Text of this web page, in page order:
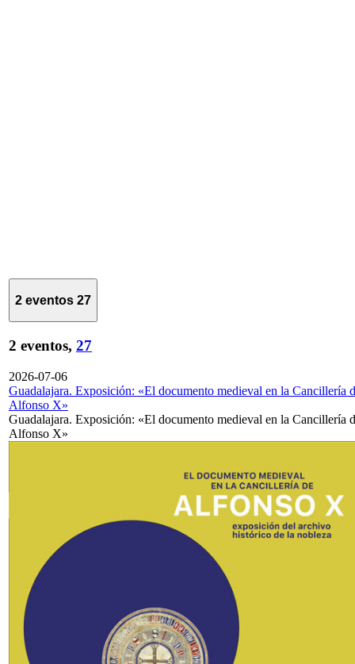
2 eventos 27
2 eventos, 27
2026-07-06
Guadalajara. Exposición: «El documento medieval en la Cancillería
Alfonso X»
Guadalajara. Exposición: «El documento medieval en la Cancillería
Alfonso X»